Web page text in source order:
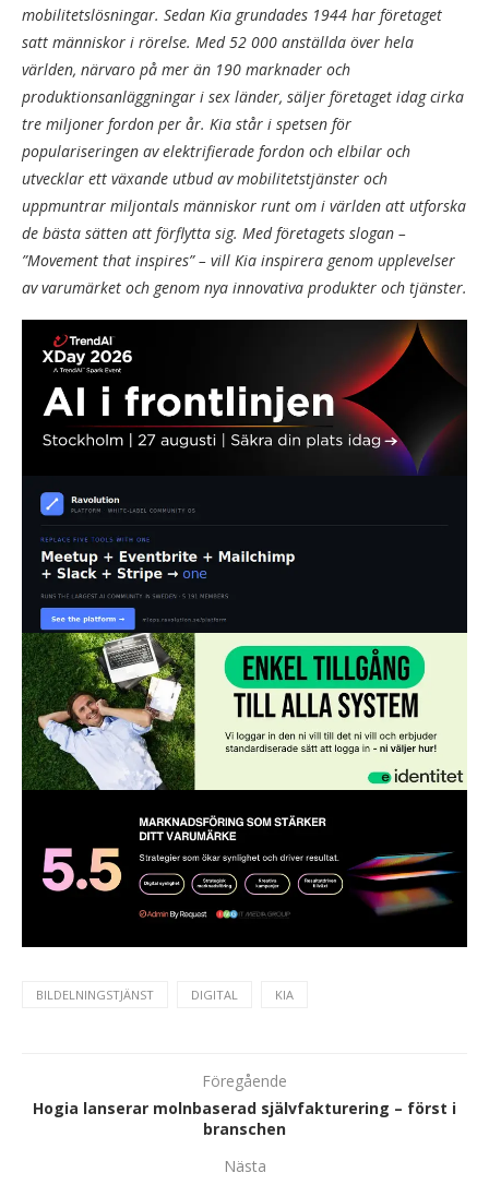
mobilitetslösningar. Sedan Kia grundades 1944 har företaget
satt människor i rörelse. Med 52 000 anställda över hela
världen, närvaro på mer än 190 marknader och
produktionsanläggningar i sex länder, säljer företaget idag cirka
tre miljoner fordon per år. Kia står i spetsen för
populariseringen av elektrifierade fordon och elbilar och
utvecklar ett växande utbud av mobilitetstjänster och
uppmuntrar miljontals människor runt om i världen att utforska
de bästa sätten att förflytta sig. Med företagets slogan –
”Movement that inspires” – vill Kia inspirera genom upplevelser
av varumärket och genom nya innovativa produkter och tjänster.
BILDELNINGSTJÄNST DIGITAL KIA
Föregående
Hogia lanserar molnbaserad självfakturering – först i
branschen
Nästa